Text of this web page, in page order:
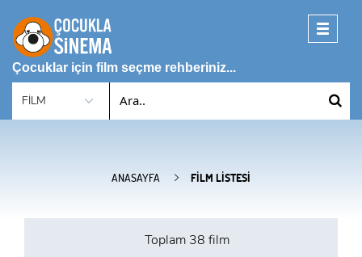
Toggle
Çocuklar için film seçme rehberiniz...
ANASAYFA FILM LISTESI
Toplam 38 film